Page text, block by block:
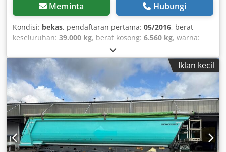
Meminta Hubungi
Kondisi: bekas, pendaftaran pertama: 05/2016, berat
keseluruhan: 39.000 kg, berat kosong: 6.560 kg, warna:
lain
berat muatan maksimum:32.440 kg, inspeksi berikutnya
(TÜV):
10/2026 , suspensi: lain
, ukuran ban belakang:
385/65 R22.5 , kabin pengemudi:lain
Iklan kecil